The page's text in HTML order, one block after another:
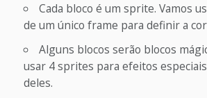
Cada bloco é um sprite. Vamos
de um único frame para definir a
Alguns blocos serão blocos
usar 4 sprites para efeitos
deles.